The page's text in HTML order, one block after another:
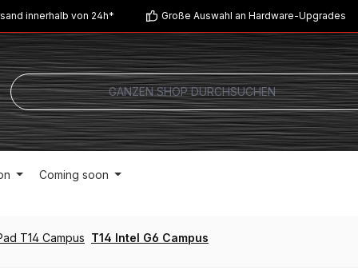
innerhalb von 24h* Große Auswahl an Hardware-Upgrades
Coming soon
T14 Campus T14 Intel G6 Campus